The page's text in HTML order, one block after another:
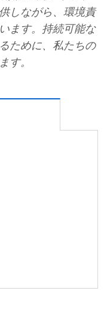
しながら、環境責
ます。持続可能な
ために、私たちの
す。